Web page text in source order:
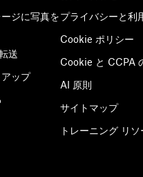
ジに写真を
送
ップ
プライバシーと利
Cookie ポリシー
Cookie と CCPA
AI 原則
サイトマップ
トレーニング リソ